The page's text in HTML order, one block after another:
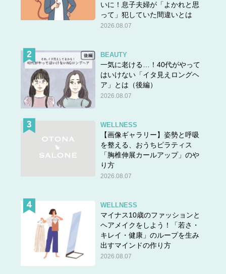
いに！息子夫婦が「よかれと思
って」犯していた間違いとは
2026.08.07
BEAUTY
一気に老ける…！40代がやって
はいけない「イタ見えロングヘ
ア」とは（後編）
2026.08.07
WELLNESS
【画像ギャラリー】姿勢と呼吸
を整える、おうちピラティス
「胸椎伸展カールアップ」のや
り方
2026.08.07
WELLNESS
マイナス10歳のファッションと
ヘアメイクをしよう！「若さ・
キレイ・健康」のループを生み
出すマインドの作り方
2026.08.07